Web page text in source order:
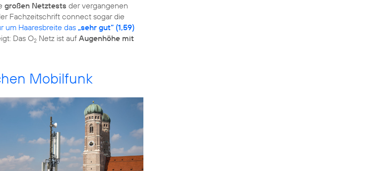
großen Netztests der vergangenen
Fachzeitschrift connect sogar die
um Haaresbreite das „sehr gut“ (1,59)
Das O2 Netz ist auf Augenhöhe mit
Mobilfunk